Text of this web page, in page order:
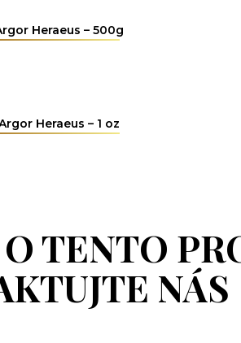
Heraeus – 500g
Heraeus – 1 oz
TENTO
NÁS